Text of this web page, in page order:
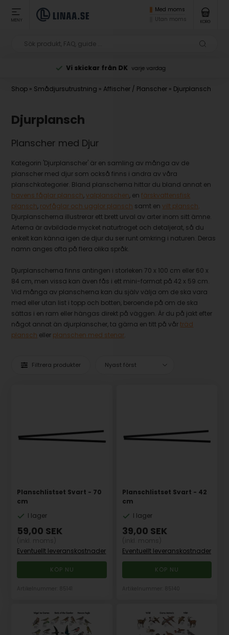
MENY
Med moms
Utan moms
KORG
Betala med Klarna vid beställning
Shop » Smådjursutrustning » Affischer / Planscher » Djurplansch
Djurplansch
Planscher med Djur
Kategorin 'Djurplanscher' är en samling av många av de
planscher med djur som också finns i andra av våra
planschkategorier. Bland planscherna hittar du bland annat en
havens fåglar plansch,valplanschen, enfärskvattensfisk
plansch, rovfåglar och ugglor plansch samt envilt plansch.
Djurplanscherna illustrerar ett brett urval av arter inom sitt ämne.
Arterna är avbildade mycket naturtroget och detaljerat, så du
enkelt kan känna igen de djur du ser runt omkring i naturen. Deras
namn anges ofta på flera olika språk.
Djurplanscherna finns antingen i storleken 70 x 100 cm eller 60 x
84 cm, men vissa kan även fås i ett mini-format på 42 x 59 cm.
Vid många av planscherna kan du själv välja om de ska vara
med eller utan list i topp och botten, beroende på om de ska
sättas i en ram eller hängas direkt på väggen. Är du på jakt efter
något annat än djurplanscher, ta gärna en titt på vårträd
plansch eller planschen med stenar.
Filtrera produkter
Planschlistset Svart - 70
cm
I lager
59,00 SEK
Eventuellt leveranskostnader
Planschlistset Svart - 42
cm
I lager
39,00 SEK
Eventuellt leveranskostnader